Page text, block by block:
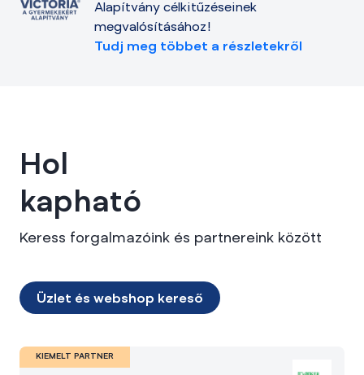
Alapítvány célkitűzéseinek
megvalósításához!
Tudj meg többet a részletekről
Hol
kapható
Keress forgalmazóink és partnereink között
Üzlet és webshop kereső
KIEMELT PARTNER